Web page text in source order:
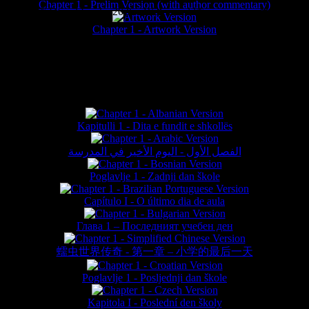
Chapter 1 - Prelim Version (with author commentary)
Chapter 1 - Artwork Version
Kapitulli 1 - Dita e fundit e shkollës
الفصل الأول - اليوم الأخير في المدرسة
Poglavlje 1 - Zadnji dan škole
Capítulo I - O último dia de aula
Глава 1 – Последният учебен ден
蠕虫世界传奇 - 第一章 – 小学的最后一天
Poglavlje 1 - Posljednji dan škole
Kapitola I - Poslední den školy
website © Daniel Lieske 2026 - Wormworld® is a registered